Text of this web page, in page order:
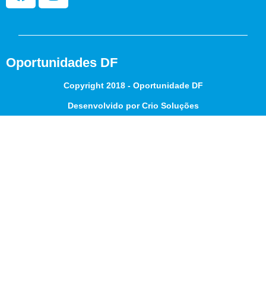
Oportunidades DF
Copyright 2018 - Oportunidade DF
Desenvolvido por Crio Soluções